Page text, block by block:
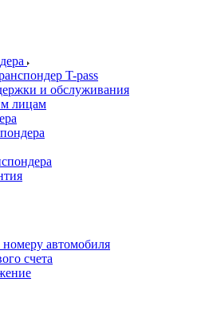
T-pass
и обслуживания
лицам
автомобиля
счета